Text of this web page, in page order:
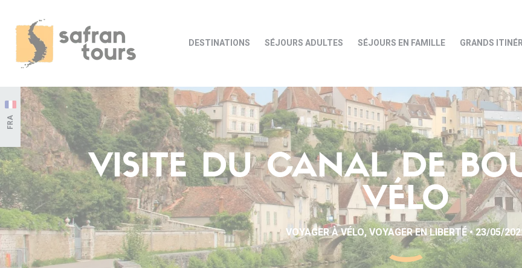
DESTINATIONS SÉJOURS ADULTES SÉJOURS EN FAMILLE GRANDS
FRA
VISITE DU CANAL DE
VÉLO
VOYAGER À VÉLO, VOYAGER EN LIBERTÉ • 23/05/